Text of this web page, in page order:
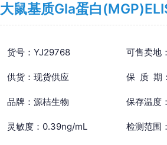
大鼠基质Gla蛋白
货号：YJ29768 可售卖地
供货：现货供应 保 质 期
品牌：源桔生物 保存温
灵敏度：0.39ng/mL 检测范围